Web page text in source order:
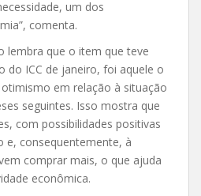
um dos
comenta.
lembra que o item que teve
do ICC de janeiro, foi aquele o
em relação à situação
seguintes. Isso mostra que
com possibilidades positivas
e, consequentemente, à
comprar mais, o que ajuda
econômica.